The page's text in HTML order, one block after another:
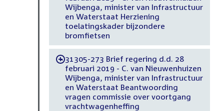
Wijbenga, minister van Infrastructuur
en Waterstaat Herziening
toelatingskader bijzondere
bromfietsen
-31305-273 Brief regering d.d. 28
februari 2019 - C. van Nieuwenhuizen
Wijbenga, minister van Infrastructuur
en Waterstaat Beantwoording
vragen commissie over voortgang
vrachtwagenheffing